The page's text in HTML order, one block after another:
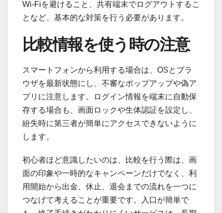
Wi-Fiを避けること、共有端末でログアウトするこ
となど、基本的な対策を行う必要があります。
比較情報を使う時の注意
スマートフォンから利用する場合は、OSとブラ
ウザを最新状態にし、不審なポップアップや偽ア
プリに注意します。ログイン情報を端末に自動保
存する場合も、画面ロックや生体認証を設定し、
紛失時に第三者が簡単にアクセスできないように
します。
初心者ほど意識したいのは、比較を行う際は、画
面の印象や一時的なキャンペーンだけでなく、利
用開始から出金、休止、退会までの流れを一つに
つなげて考えることが重要です。入口が簡単で